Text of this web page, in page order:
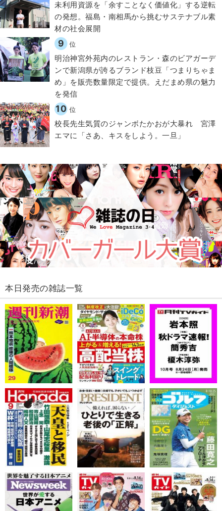
​​未利用資源を「余すことなく価値化」する逆転
の発想。福島・南相馬から挑むサステナブル素
材の社会展開​
9 位
明治神宮外苑内のレストラン・森のビアガーデ
ンで新潟県が誇るブランド枝豆「つまりちゃま
め」を販売数量限定で提供。えだまめ県の魅力
を発信
10 位
校長先生気質のジャンボたかおが大暴れ 宮澤
エマに「さあ、キスをしよう。一旦」
本日発売の雑誌一覧